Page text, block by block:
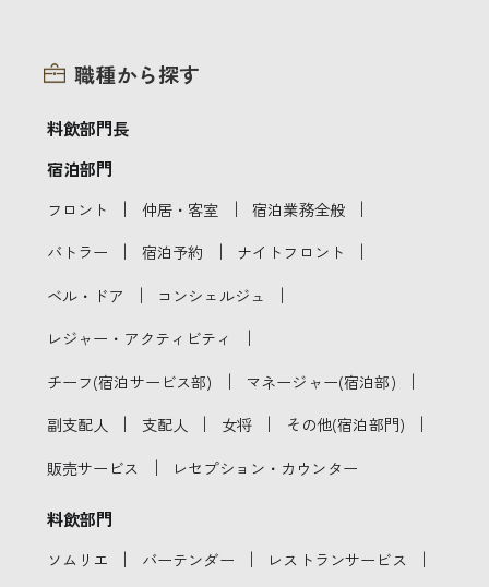
職種から探す
料飲部門長
宿泊部門
フロント ｜ 仲居・客室 ｜ 宿泊業務全般 ｜
バトラー ｜ 宿泊予約 ｜ ナイトフロント ｜
ベル・ドア ｜ コンシェルジュ ｜
レジャー・アクティビティ ｜
チーフ(宿泊サービス部) ｜ マネージャー(宿泊部) ｜
副支配人 ｜ 支配人 ｜ 女将 ｜ その他(宿泊部門) ｜
販売サービス ｜ レセプション・カウンター
料飲部門
ソムリエ ｜ バーテンダー ｜ レストランサービス ｜